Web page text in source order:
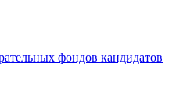
фондов кандидатов